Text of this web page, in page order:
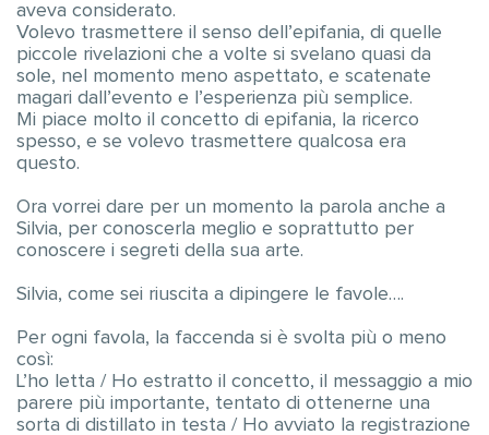
aveva considerato.
Volevo trasmettere il senso dell’epifania, di quelle
piccole rivelazioni che a volte si svelano quasi da
sole, nel momento meno aspettato, e scatenate
magari dall’evento e l’esperienza più semplice.
Mi piace molto il concetto di epifania, la ricerco
spesso, e se volevo trasmettere qualcosa era
questo.
Ora vorrei dare per un momento la parola anche a
Silvia, per conoscerla meglio e soprattutto per
conoscere i segreti della sua arte.
Silvia, come sei riuscita a dipingere le favole….
Per ogni favola, la faccenda si è svolta più o meno
così:
L’ho letta / Ho estratto il concetto, il messaggio a mio
parere più importante, tentato di ottenerne una
sorta di distillato in testa / Ho avviato la registrazione